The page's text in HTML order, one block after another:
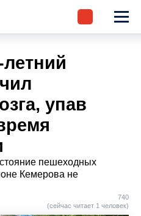
упав
пешеходных
Кемерова не
740
(сейчас читает 1 человек)